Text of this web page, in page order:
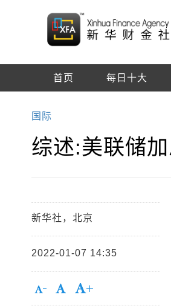
首页 每日十大
国际
综述:美联储
新华社，北京
2022-01-07 14:35